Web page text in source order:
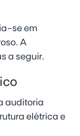
se em
A
a seguir.
auditoria
elétrica e